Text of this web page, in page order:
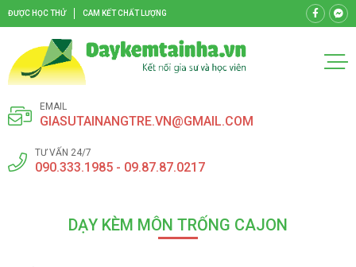
ĐƯỢC HỌC THỬ CAM KẾT CHẤT LƯỢNG
EMAIL
GIASUTAINANGTRE.VN@GMAIL.COM
TƯ VẤN 24/7
090.333.1985 - 09.87.87.0217
DẠY KÈM MÔN TRỐNG CAJON